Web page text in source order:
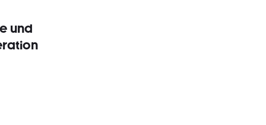
und